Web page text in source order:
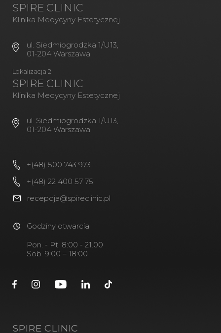
SPIRE CLINIC
Klinika Medycyny Estetycznej
ul. Siedmiogrodzka 1/U13,
01-204 Warszawa
Lokalizacja 2
SPIRE CLINIC
Klinika Medycyny Estetycznej
ul. Siedmiogrodzka 1/U13,
01-204 Warszawa
+(48) 500 743 973
+(48) 22 400 57 75
recepcja@spireclinic.pl
Godziny otwarcia
Pon. - Pt. 8:00 - 21.00
Sob. 9:00 – 18:00
SPIRE CLINIC